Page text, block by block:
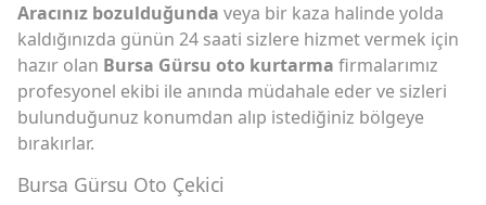
Aracınız bozulduğunda veya bir kaza halinde yolda
kaldığınızda günün 24 saati sizlere hizmet vermek için
hazır olan Bursa Gürsu oto kurtarma firmalarımız
profesyonel ekibi ile anında müdahale eder ve sizleri
bulunduğunuz konumdan alıp istediğiniz bölgeye
bırakırlar.
Bursa Gürsu Oto Çekici